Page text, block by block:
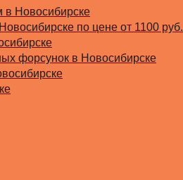
в Новосибирске
по цене от 1100 руб.
форсунок в Новосибирске